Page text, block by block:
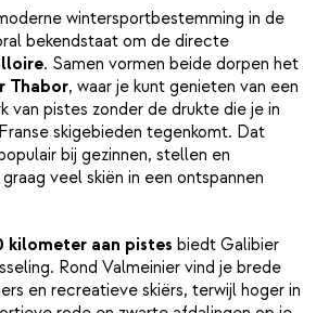
wintersportbestemming in de
bekendstaat om de directe
. Samen vormen beide dorpen het
Thabor, waar je kunt genieten van een
van pistes zonder de drukte die je in
skigebieden tegenkomt. Dat
bij gezinnen, stellen en
veel skiën in een ontspannen
kilometer aan pistes biedt Galibier
Rond Valmeinier vind je brede
en recreatieve skiërs, terwijl hoger in